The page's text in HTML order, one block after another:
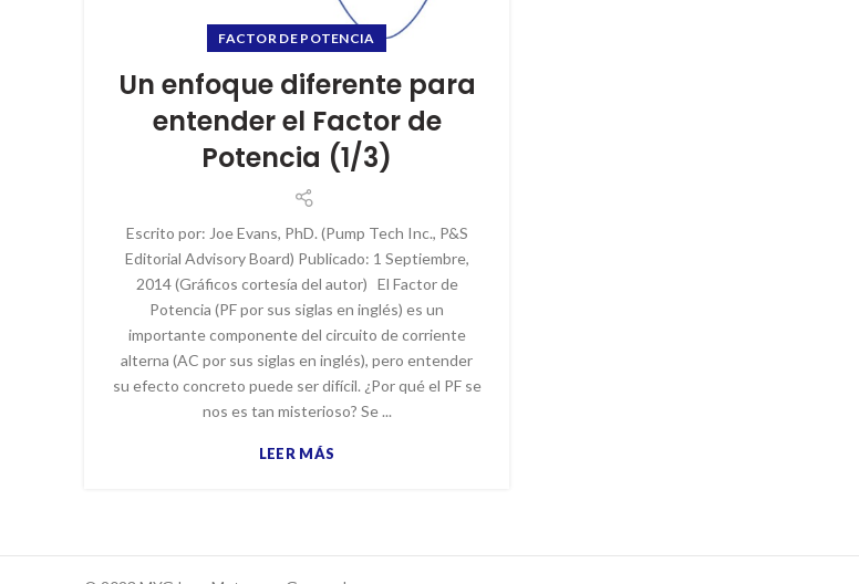
FACTOR DE POTENCIA
Un enfoque diferente para
entender el Factor de
Potencia (1/3)
Escrito por: Joe Evans, PhD. (Pump Tech Inc., P&S
Editorial Advisory Board) Publicado: 1 Septiembre,
2014 (Gráficos cortesía del autor) El Factor de
Potencia (PF por sus siglas en inglés) es un
importante componente del circuito de corriente
alterna (AC por sus siglas en inglés), pero entender
su efecto concreto puede ser difícil. ¿Por qué el PF se
nos es tan misterioso? Se ...
LEER MÁS